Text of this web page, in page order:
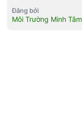
Đăng bởi
Môi Trường Minh Tâm